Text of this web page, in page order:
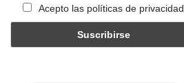
Acepto las políticas de privacidad